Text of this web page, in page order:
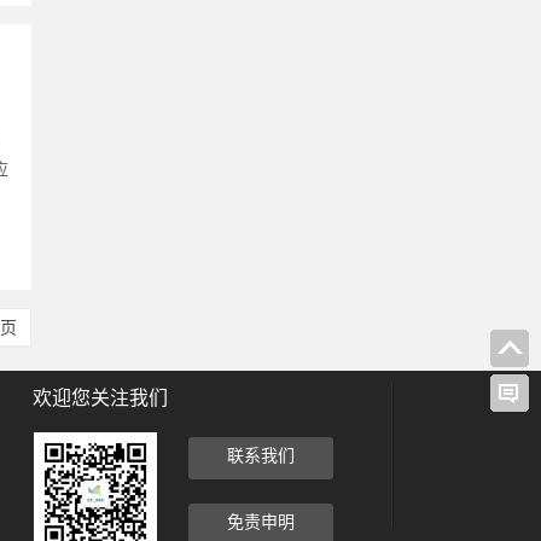
欢迎您关注我们
联系我们
免责申明